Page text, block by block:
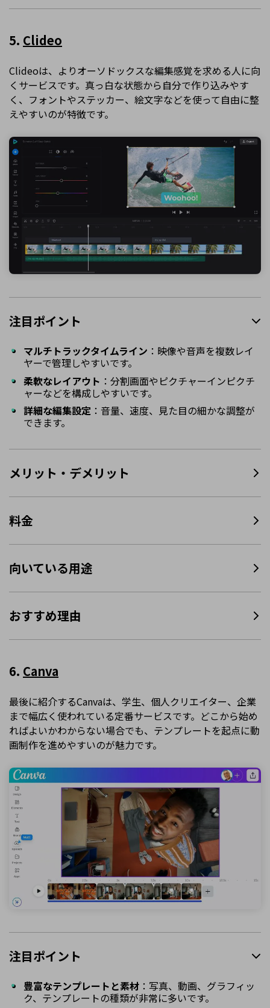
5. Clideo
Clideoは、よりオーソドックスな編集感覚を求める人に向
くサービスです。真っ白な状態から自分で作り込みやす
く、フォントやステッカー、絵文字などを使って自由に整
えやすいのが特徴です。
注目ポイント
マルチトラックタイムライン ：映像や音声を複数レイ
ヤーで管理しやすいです。
柔軟なレイアウト ：分割画面やピクチャーインピクチ
ャーなどを構成しやすいです。
詳細な編集設定 ：音量、速度、見た目の細かな調整が
できます。
メリット・デメリット
料金
向いている用途
おすすめ理由
6. Canva
最後に紹介するCanvaは、学生、個人クリエイター、企業
まで幅広く使われている定番サービスです。どこから始め
ればよいかわからない場合でも、テンプレートを起点に動
画制作を進めやすいのが魅力です。
注目ポイント
豊富なテンプレートと素材 ：写真、動画、グラフィッ
ク、テンプレートの種類が非常に多いです。